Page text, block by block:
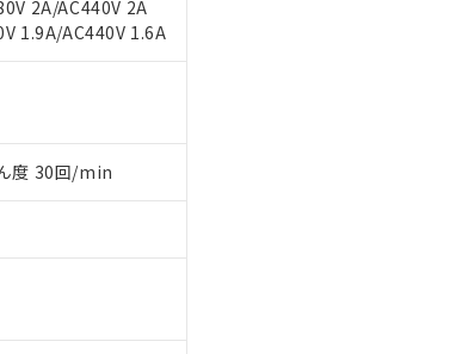
2A/AC440V 2A
1.9A/AC440V 1.6A
度 30回/min
トワーク
」をご確認ください。
三者に漏洩または開示しないようお願いしま
ただくには、I-Webメンバーズにご登録され
ストについて、当社および当社の共同利用者
談に必要な範囲で利用することをご了承くだ
があります。
って非含有を証明するものではありません。
対応完了までの期間は出荷製品に未対応品が
とを示します。
し、環境に深刻な影響を及ぼさない年数を意
輸出するおそれがある場合は、取り引きをい
キャンセル
引先、またはお客様担当のオムロン制御
ない機種